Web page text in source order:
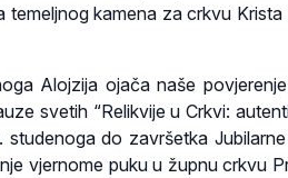
kamena za crkvu Krista
Alojzija ojača naše
svetih “Relikvije u Crkvi:
do završetka
vjernome puku u župnu crkvu